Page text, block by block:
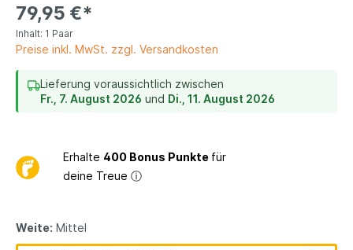
79,95 €*
Inhalt: 1 Paar
Preise inkl. MwSt. zzgl. Versandkosten
Lieferung voraussichtlich zwischen
Fr., 7. August 2026 und Di., 11. August 2026
Erhalte 400 Bonus Punkte für
deine Treue ⓘ
Weite: Mittel